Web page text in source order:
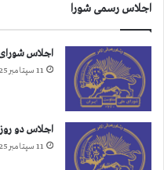
اجلاس رسمی شورا
اجلاس
11 سپتامبر 2025
اجلاس دو
11 سپتامبر 2025